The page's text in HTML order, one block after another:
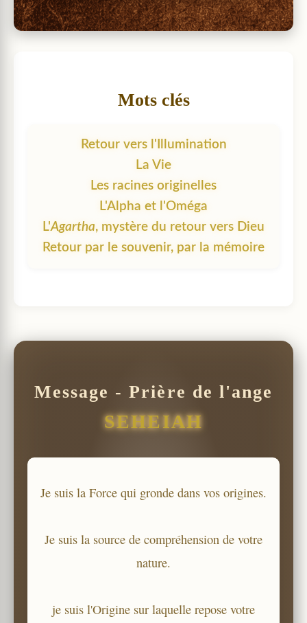
Mots clés
Retour vers l'Illumination
La Vie
Les racines originelles
L'Alpha et l'Oméga
L'Agartha, mystère du retour vers Dieu
Retour par le souvenir, par la mémoire
Message - Prière de l'ange
SEHEIAH
Je suis la Force qui gronde dans vos origines.
Je suis la source de compréhension de votre
nature.
je suis l'Origine sur laquelle repose votre